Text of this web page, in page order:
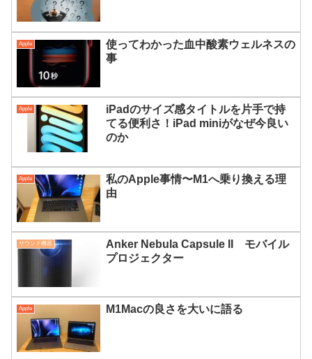
Apple
使ってわかった血中酸素ウェルネスの
事
Apple
iPadのサイズ感タイトルを片手で持
てる便利さ！iPad miniがなぜ今良い
のか
Apple
私のApple事情〜M1へ乗り換える理
由
サウンド機器
Anker Nebula Capsule II モバイル
プロジェクター
Apple M1Macの良さを大いに語る